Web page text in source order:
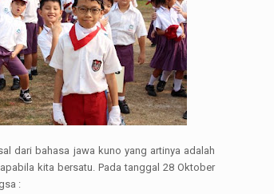
dari bahasa jawa kuno yang artinya adalah
kita bersatu. Pada tanggal 28 Oktober
: